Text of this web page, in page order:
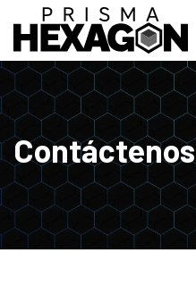
Ir al contenido
Contáctenos